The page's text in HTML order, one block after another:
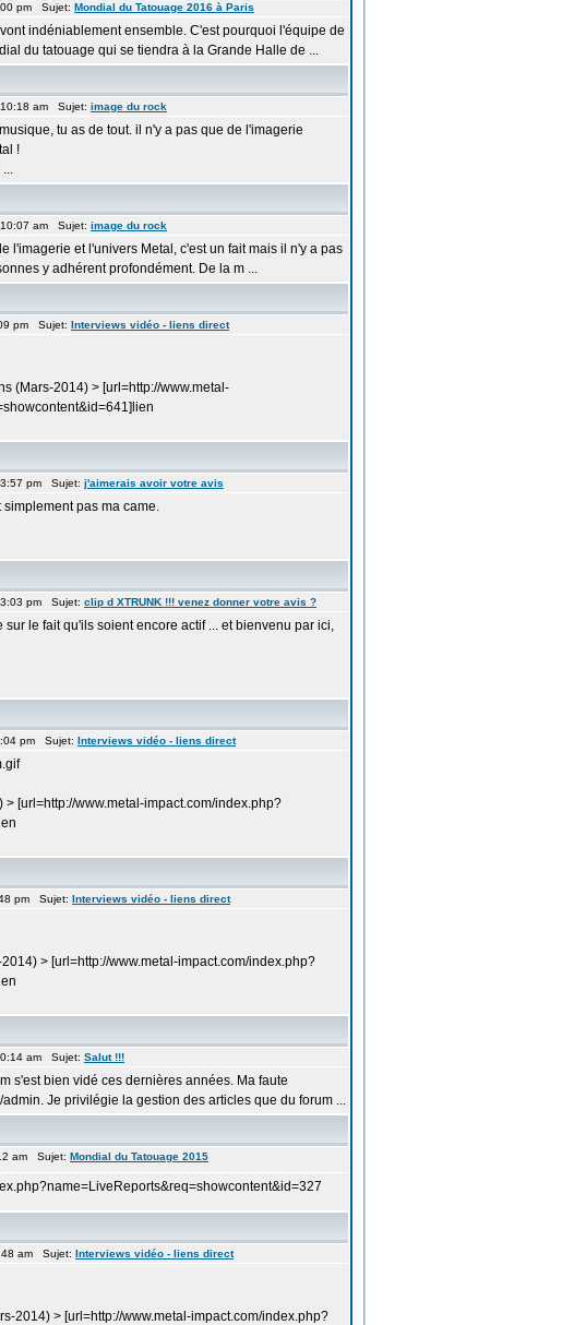
pm Sujet: Mondial du Tatouage 2016 à Paris
indéniablement ensemble. C'est pourquoi l'équipe de
du tatouage qui se tiendra à la Grande Halle de ...
am Sujet: image du rock
tu as de tout. il n'y a pas que de l'imagerie
!
am Sujet: image du rock
l'imagerie et l'univers Metal, c'est un fait mais il n'y a pas
y adhérent profondément. De la m ...
pm Sujet: Interviews vidéo - liens direct
(Mars-2014) > [url=http://www.metal-
pm Sujet: j'aimerais avoir votre avis
pas ma came.
pm Sujet: clip d XTRUNK !!! venez donner votre avis ?
le fait qu'ils soient encore actif ... et bienvenu par ici,
pm Sujet: Interviews vidéo - liens direct
[url=http://www.metal-impact.com/index.php?
pm Sujet: Interviews vidéo - liens direct
> [url=http://www.metal-impact.com/index.php?
am Sujet: Salut !!!
s'est bien vidé ces dernières années. Ma faute
Je privilégie la gestion des articles que du forum ...
am Sujet: Mondial du Tatouage 2015
am Sujet: Interviews vidéo - liens direct
2014) > [url=http://www.metal-impact.com/index.php?